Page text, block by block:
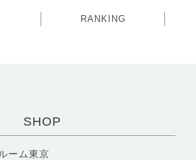
RANKING
SHOP
ーム東京